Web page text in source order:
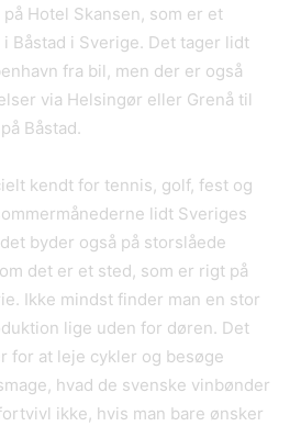
Hotel Skansen, som er et
Båstad i Sverige. Det tager lidt
fra bil, men der er også
via Helsingør eller Grenå til
Båstad.
kendt for tennis, golf, fest og
lidt Sveriges
byder også på storslåede
det er et sted, som er rigt på
Ikke mindst finder man en stor
lige uden for døren. Det
for at leje cykler og besøge
hvad de svenske vinbønder
ikke, hvis man bare ønsker